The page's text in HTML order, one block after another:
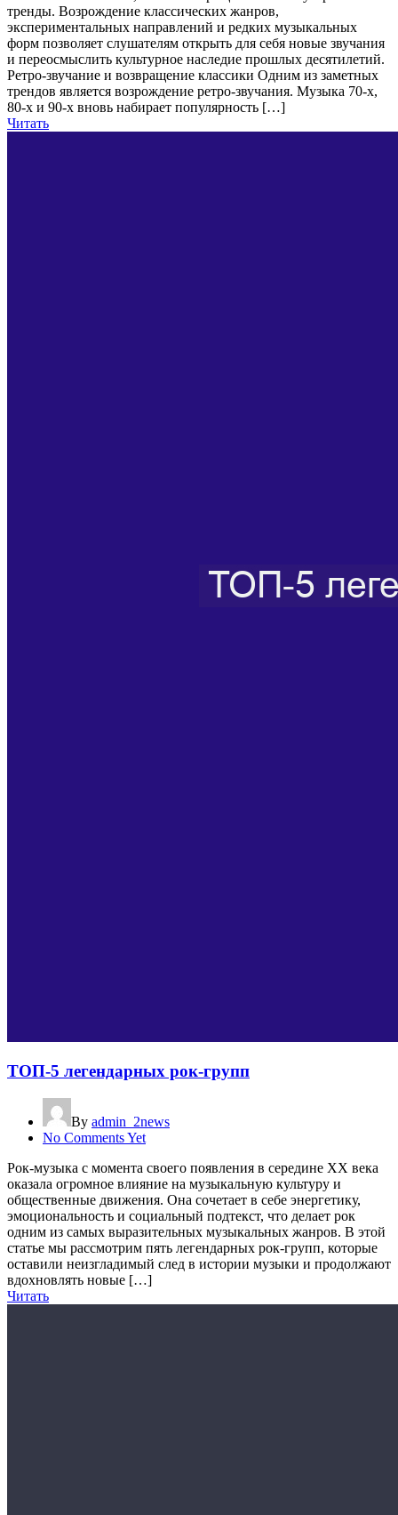
тренды. Возрождение классических жанров,
экспериментальных направлений и редких музыкальных
форм позволяет слушателям открыть для себя новые звучания
и переосмыслить культурное наследие прошлых десятилетий.
Ретро-звучание и возвращение классики Одним из заметных
трендов является возрождение ретро-звучания. Музыка 70-х,
80-х и 90-х вновь набирает популярность […]
Читать
ТОП-5 легендарных рок-групп
By admin_2news
No Comments Yet
Рок-музыка с момента своего появления в середине XX века
оказала огромное влияние на музыкальную культуру и
общественные движения. Она сочетает в себе энергетику,
эмоциональность и социальный подтекст, что делает рок
одним из самых выразительных музыкальных жанров. В этой
статье мы рассмотрим пять легендарных рок-групп, которые
оставили неизгладимый след в истории музыки и продолжают
вдохновлять новые […]
Читать